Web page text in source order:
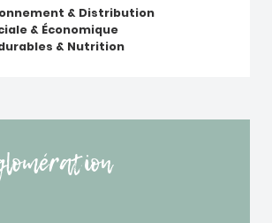
& Distribution
& Économique
& Nutrition